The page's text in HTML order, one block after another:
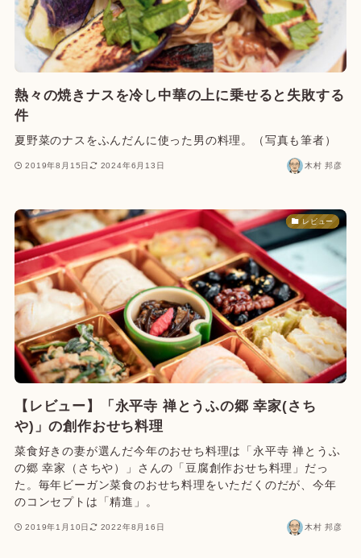
熱々の焼きナスを冷し中華の上に乗せると失敗する
件
夏野菜のナスをふんだんに使った男の料理。（写真も筆者）
2019年8月15日 2024年6月13日 木村 邦彦
レビュー
【レビュー】「永平寺 禅とうふの郷 幸家(さち
や)」の創作おせち料理
菜食好きの妻が選んだ今年のおせち料理は「永平寺 禅とうふ
の郷 幸家（さちや）」さんの「豆腐創作おせち料理」だっ
た。毎年ビーガン菜食のおせち料理をいただくのだが、今年
のコンセプトは「精進」。
2019年1月10日 2022年8月16日 木村 邦彦